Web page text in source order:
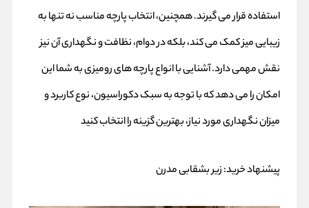
استفاده قرار می‌ گیرند. همچنین، انتخاب پارچه مناسب نه‌ تنها به
زیبایی میز کمک می‌ کند، بلکه در دوام، نظافت و نگهداری آن نیز
نقش مهمی دارد. آشنایی با انواع پارچه‌ های رومیزی به شما این
امکان را می‌ دهد که با توجه به سبک دکوراسیون، نوع کاربرد و
میزان نگهداری مورد نیاز، بهترین گزینه را انتخاب کنید
پیشنهاد خرید:زیر بشقابی مدرن